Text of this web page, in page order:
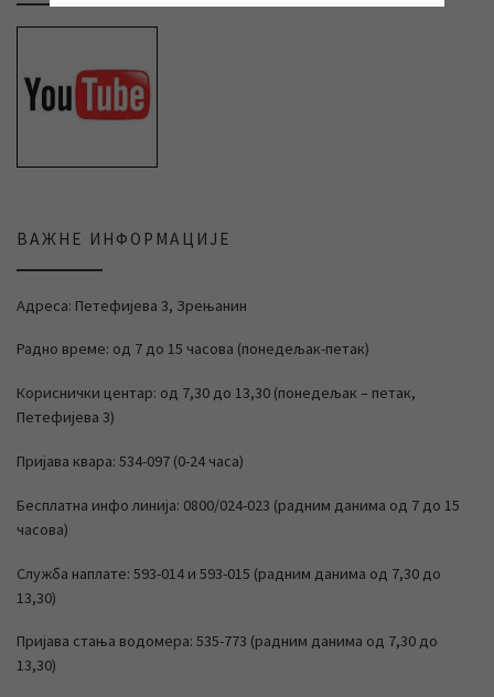
ВАЖНЕ ИНФОРМАЦИЈЕ
Адреса: Петефијева 3, Зрењанин
Радно време: од 7 до 15 часова (понедељак-петак)
Кориснички центар: од 7,30 до 13,30 (понедељак – петак,
Петефијева 3)
Пријава квара: 534-097 (0-24 часа)
Бесплатна инфо линија: 0800/024-023 (радним данима од 7 до 15
часова)
Служба наплате: 593-014 и 593-015 (радним данима од 7,30 до
13,30)
Пријава стања водомера: 535-773 (радним данима од 7,30 до
13,30)